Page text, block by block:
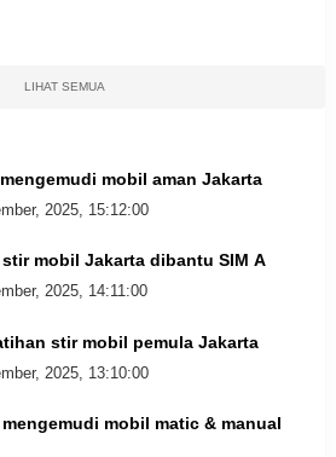
LIHAT SEMUA
mobil aman Jakarta
2025, 15:12:00
mobil Jakarta dibantu SIM A
2025, 14:11:00
stir mobil pemula Jakarta
2025, 13:10:00
mobil matic & manual